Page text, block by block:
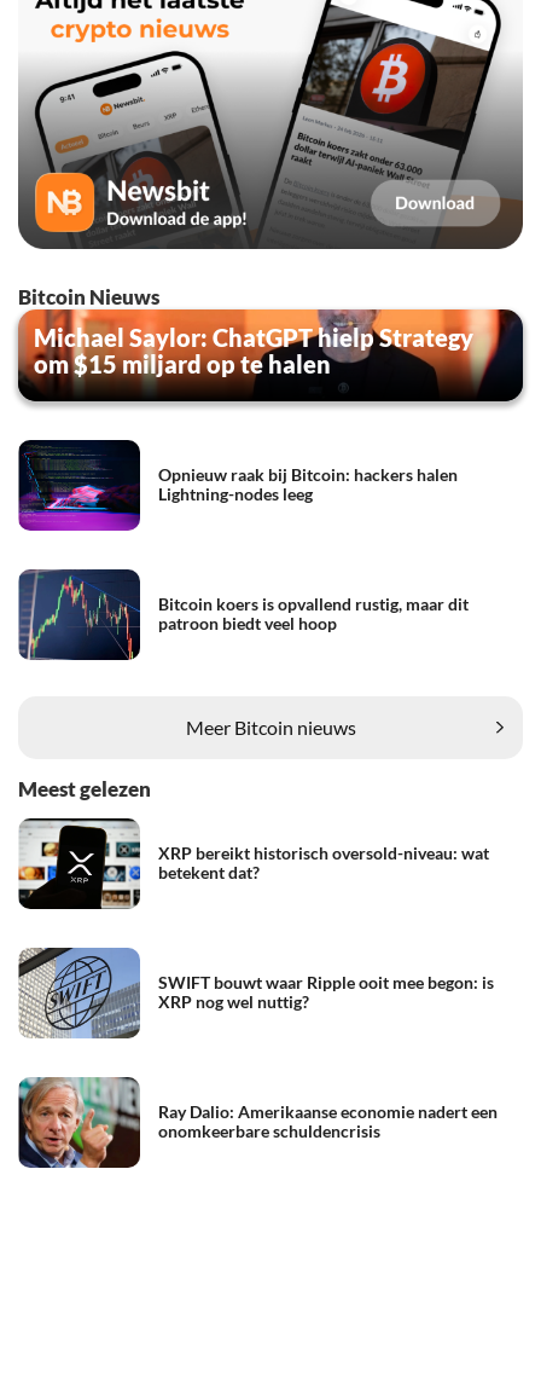
Bitcoin Nieuws
Michael Saylor: ChatGPT hielp Strategy
om $15 miljard op te halen
Opnieuw raak bij Bitcoin: hackers halen
Lightning-nodes leeg
Bitcoin koers is opvallend rustig, maar dit
patroon biedt veel hoop
Meer Bitcoin nieuws
Meest gelezen
XRP bereikt historisch oversold-niveau: wat
betekent dat?
SWIFT bouwt waar Ripple ooit mee begon: is
XRP nog wel nuttig?
Ray Dalio: Amerikaanse economie nadert een
onomkeerbare schuldencrisis